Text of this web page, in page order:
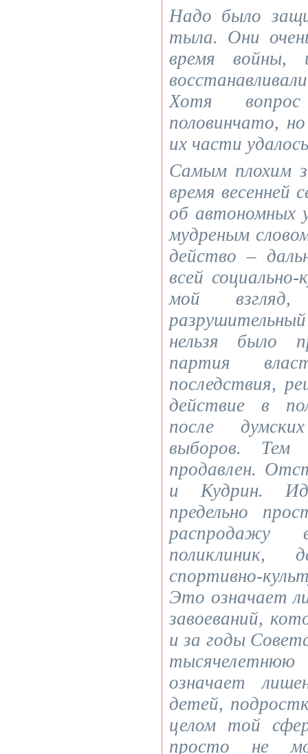
Надо было
тыла. Они
время войны,
Хотя
половинчато,
их части
Самым плохим
время весенней
об автономных
мудреным
действо –
всей
мой
нельзя было
партия
последствия,
действие в
после
выборов.
продавлен.
и Кудрин.
предельно
поликлиник,
спортивно-
Это означает
завоеваний,
и за годы
означает
детей,
целом той
просто не